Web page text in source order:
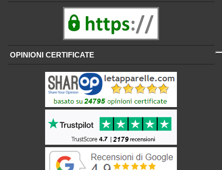
OPINIONI CERTIFICATE